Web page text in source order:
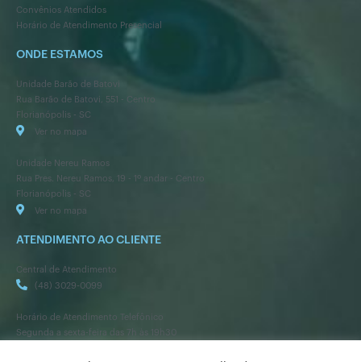
Convênios Atendidos
Horário de Atendimento Presencial
ONDE ESTAMOS
Unidade Barão de Batovi
Rua Barão de Batovi, 551 - Centro
Florianópolis - SC
Ver no mapa
Unidade Nereu Ramos
Rua Pres. Nereu Ramos, 19 - 1º andar - Centro
Florianópolis - SC
Ver no mapa
ATENDIMENTO AO CLIENTE
Central de Atendimento
(48) 3029-0099
Horário de Atendimento Telefônico
Segunda a sexta-feira das 7h às 19h30